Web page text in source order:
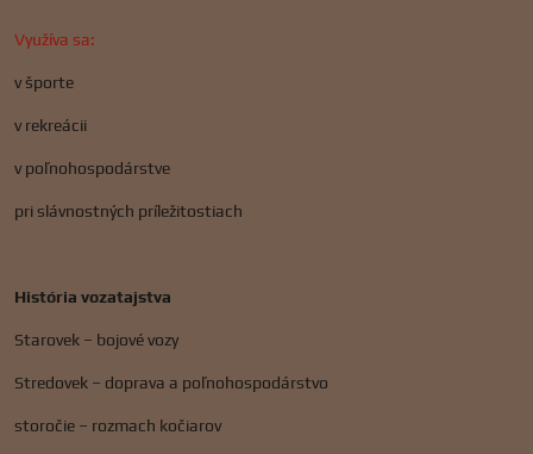
Využíva sa:
v športe
v rekreácii
v poľnohospodárstve
pri slávnostných príležitostiach
História vozatajstva
Starovek – bojové vozy
Stredovek – doprava a poľnohospodárstvo
storočie – rozmach kočiarov